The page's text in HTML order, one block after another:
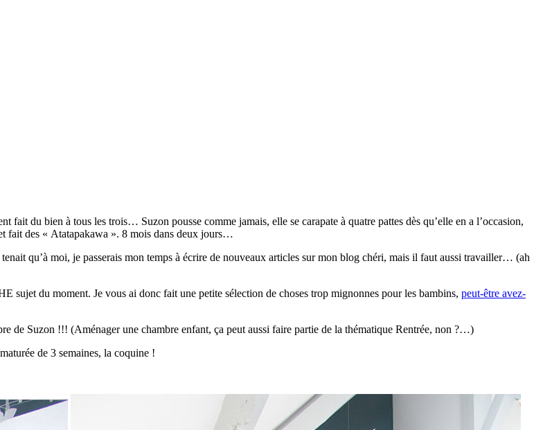
fait du bien à tous les trois… Suzon pousse comme jamais, elle se carapate à quatre pattes dès qu’elle en a l’occasion,
fait des « Atatapakawa ». 8 mois dans deux jours…
qu’à moi, je passerais mon temps à écrire de nouveaux articles sur mon blog chéri, mais il faut aussi travailler… (ah
sujet du moment. Je vous ai donc fait une petite sélection de choses trop mignonnes pour les bambins, peut-être avez-
de Suzon !!! (Aménager une chambre enfant, ça peut aussi faire partie de la thématique Rentrée, non ?…)
de 3 semaines, la coquine !